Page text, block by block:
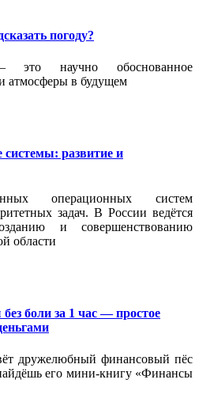
погоду?
это научно обоснованное
атмосферы в будущем
системы: развитие и
операционных систем
задач. В России ведётся
и совершенствованию
области
боли за 1 час — простое
дружелюбный финансовый пёс
его мини‑книгу «Финансы